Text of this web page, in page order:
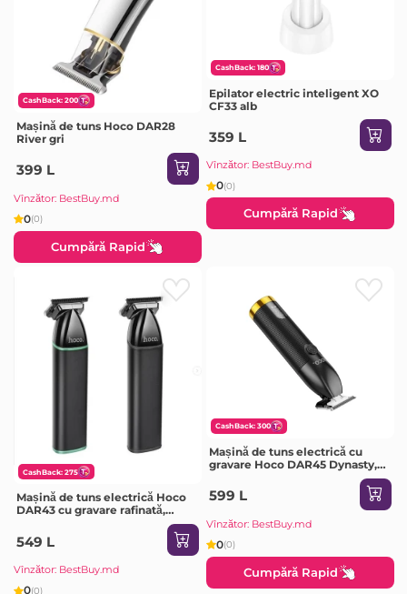
CashBack: 200
Mașină de tuns Hoco DAR28
River gri
399 L
Vînzător: BestBuy.md
0(0)
Cumpără Rapid
CashBack: 180
Epilator electric inteligent XO
CF33 alb
359 L
Vînzător: BestBuy.md
0(0)
Cumpără Rapid
CashBack: 275
Mașină de tuns electrică Hoco
DAR43 cu gravare rafinată,
549 L
Vînzător: BestBuy.md
0(0)
CashBack: 300
Mașină de tuns electrică cu
gravare Hoco DAR45 Dynasty,
599 L
Vînzător: BestBuy.md
0(0)
Cumpără Rapid